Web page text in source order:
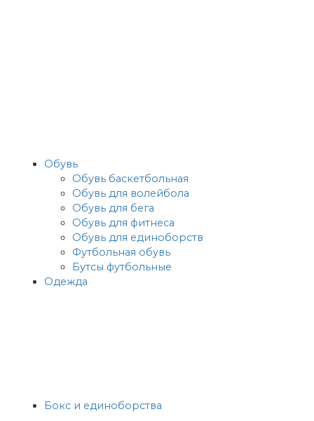
Обувь
Обувь баскетбольная
Обувь для волейбола
Обувь для бега
Обувь для фитнеса
Обувь для единоборств
Футбольная обувь
Бутсы футбольные
Одежда
Бокс и единоборства